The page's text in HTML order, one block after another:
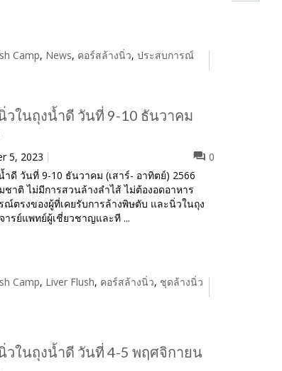
Camp, News, คอร์สล้างนิ่ว, ประสบการณ์
ในถุงน้ำดี วันที่ 9-10 ธันวาคม
5, 2023
0
ดี วันที่ 9-10 ธันวาคม (เสาร์- อาทิตย์) 2566
าติ ไม่มีการสวนล้างลำไส้ ไม่ต้องอดอาหาร
ตรงของผู้ที่เคยรับการล้างพิษตับ และนิ่วในถุง
รย์แพทย์ผู้เชี่ยวชาญและที ...
Camp, Liver Flush, คอร์สล้างนิ่ว, ชุดล้างนิ่ว
ในถุงน้ำดี วันที่ 4-5 พฤศจิกายน